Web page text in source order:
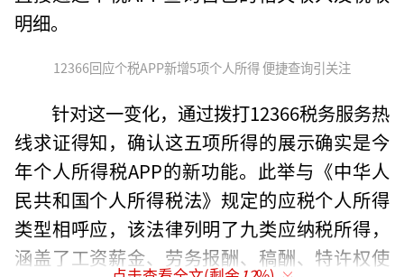
明细。
12366回应个税APP新增5项个人所得 便捷查询引关注
针对这一变化，通过拨打12366税务服务热
线求证得知，确认这五项所得的展示确实是今
年个人所得税APP的新功能。此举与《中华人
民共和国个人所得税法》规定的应税个人所得
类型相呼应，该法律列明了九类应纳税所得，
涵盖了工资薪金、劳务报酬、稿酬、特许权使